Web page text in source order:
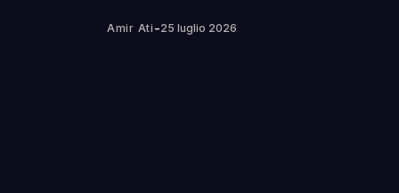
Amir Ati -25 luglio 2026